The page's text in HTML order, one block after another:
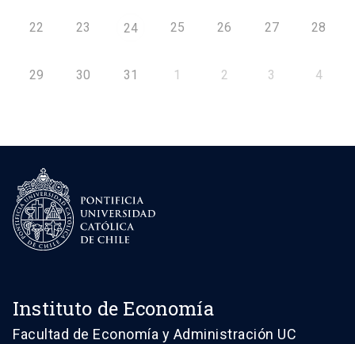
22 23 24 25 26 27 28
29 30 31 1 2 3 4
Instituto de Economía
Facultad de Economía y Administración UC